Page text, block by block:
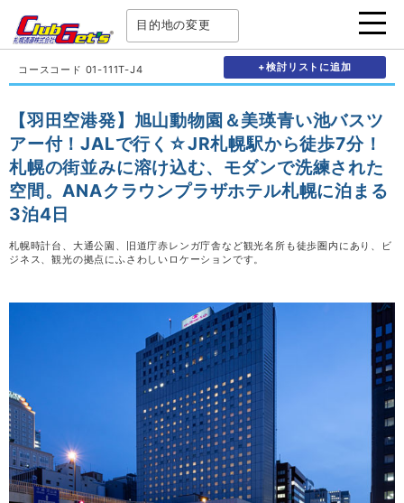
目的地の変更
コースコード 01-111T-J4 +検討リストに追加
【羽田空港発】旭山動物園＆美瑛青い池バスツ
アー付！JALで行く☆JR札幌駅から徒歩7分！
札幌の街並みに溶け込む、モダンで洗練された
空間。ANAクラウンプラザホテル札幌に泊まる
3泊4日
札幌時計台、大通公園、旧道庁赤レンガ庁舎など観光名所も徒歩圏内にあり、ビ
ジネス、観光の拠点にふさわしいロケーションです。